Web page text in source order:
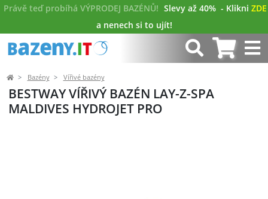
Právě teď probíhá VÝPRODEJ BAZÉNŮ! Slevy až 40% - Klikni ZDE
a nenech si to ujít!
Bazény Vířivé bazény
BESTWAY VÍŘIVÝ BAZÉN LAY-Z-SPA
MALDIVES HYDROJET PRO